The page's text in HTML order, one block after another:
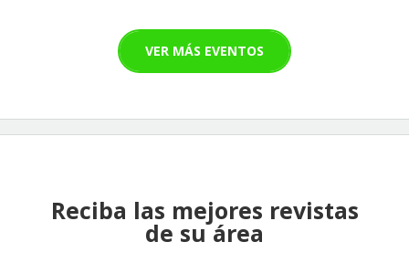
VER MÁS EVENTOS
Reciba las mejores revistas
de su área